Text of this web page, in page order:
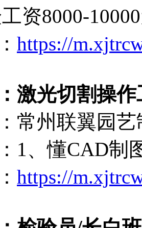
资8000-
https://
激光切割操作
常州联翼园
1、懂CAD制
https://